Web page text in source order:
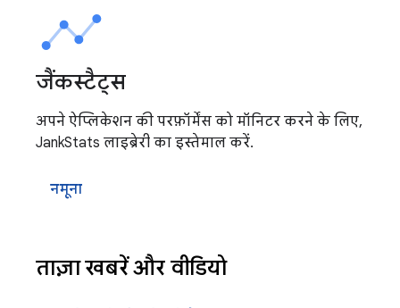
जैंकस्टैट्स
अपने ऐप्लिकेशन की परफ़ॉर्मेंस को मॉनिटर करने के लिए,
JankStats लाइब्रेरी का इस्तेमाल करें.
नमूना
ताज़ा खबरें और वीडियो